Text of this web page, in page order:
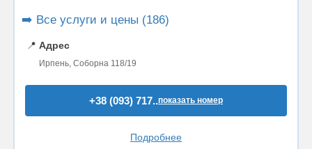
➡️ Все услуги и цены (186)
📍 Адрес
Ирпень, Соборна 118/19
+38 (093) 717..показать номер
Подробнее